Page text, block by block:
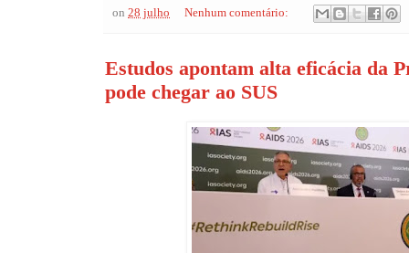
on 28 julho Nenhum comentário:
Estudos apontam alta eficácia da
pode chegar ao SUS